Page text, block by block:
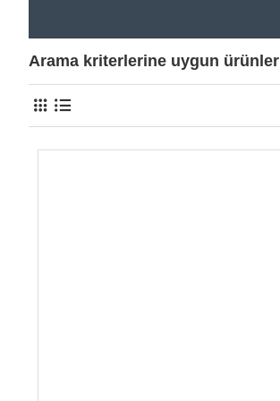
Arama kriterlerine uygun ürünler